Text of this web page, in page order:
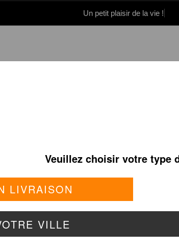
Un petit plaisir de la vie !
CREVETTES